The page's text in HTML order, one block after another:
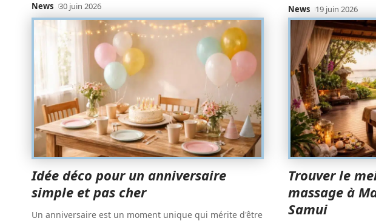
News 30 juin 2026 News 19 juin 2026
Idée déco pour un anniversaire
simple et pas cher
Un anniversaire est un moment unique qui mérite d'être
Trouver le
massage à
Samui